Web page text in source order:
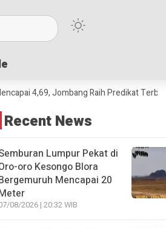
Jombang Raih Predikat Terbaik Jawa
Recent News
Lumpur Pekat di
oro Kesongo Blora
Mencapai 20
08/2026 | 20:32 WIB